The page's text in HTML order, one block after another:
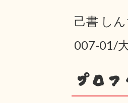
己書 し
007-01/
プロ